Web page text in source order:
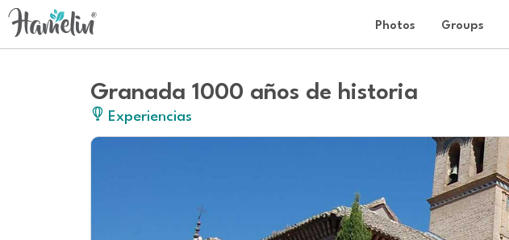
Photos Groups
Granada 1000 años de historia
Experiencias